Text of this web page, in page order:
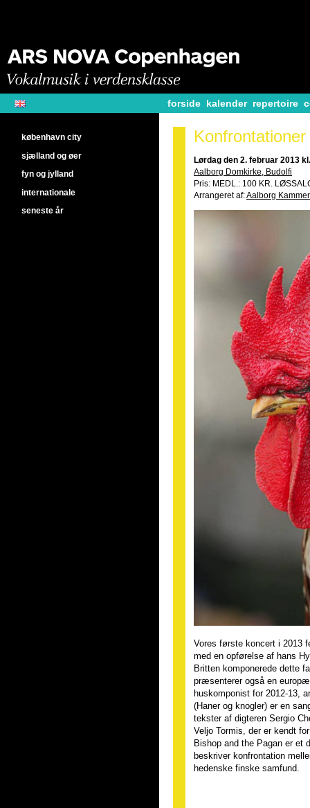
forside kalender repertoire
Konfrontationer
Lørdag den 2. februar 2013
Aalborg Domkirke, Budolfi
Pris: MEDL.: 100 KR.
Arrangeret af:Aalborg
Vores første koncert i 2013
med en opførelse af hans
Britten komponerede dette
præsenterer også en
huskomponist for 2012-13,
(Haner og knogler) er en
tekster af digteren Sergio
Veljo Tormis, der er kendt
Bishop and the Pagan er
beskriver konfrontation
hedenske finske samfund.
københavn city
sjælland og øer
fyn og jylland
internationale
seneste år